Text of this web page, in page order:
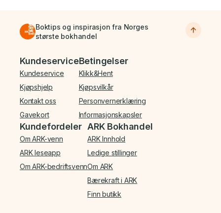
Boktips og inspirasjon fra Norges
største bokhandel
Bunnmeny
Kundeservice
Kundeservice
Kjøpshjelp
Kontakt oss
Gavekort
Betingelser
Klikk&Hent
Kjøpsvilkår
Personvernerklæring
Informasjonskapsler
Kundefordeler
Om ARK-venn
ARK leseapp
Om ARK-bedriftsvenn
ARK Bokhandel
ARK Innhold
Ledige stillinger
Om ARK
Bærekraft i ARK
Finn butikk